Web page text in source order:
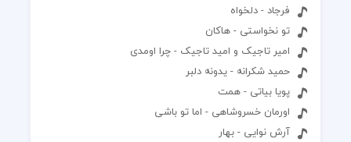
فرجاد - دلخواه
تو نخواستی - هاکان
امیر تاجیک و امید تاجیک - چرا اومدی
حمید شکرانه - یدونه دلبر
پویا بیاتی - همت
اورمان خسروشاهی - اما تو باشی
آرش نوایی - بهار